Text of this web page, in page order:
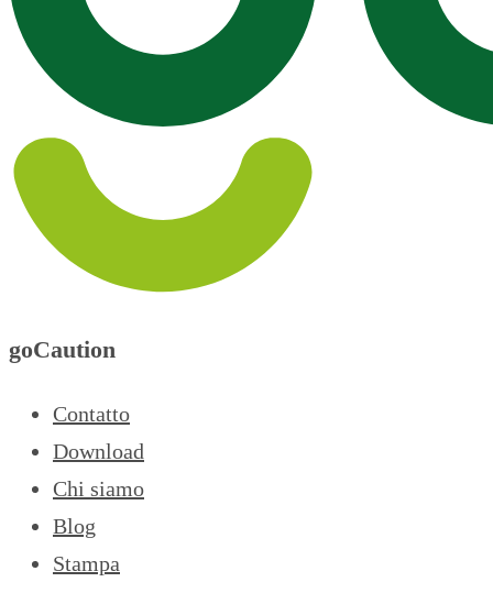
goCaution
Contatto
Download
Chi siamo
Blog
Stampa